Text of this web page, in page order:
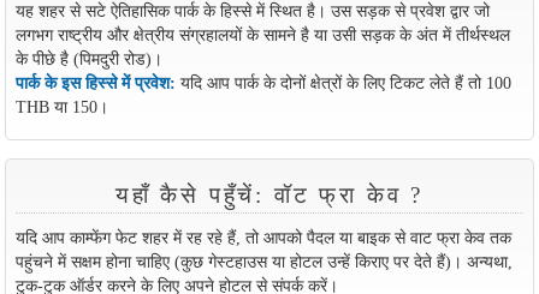
यह शहर से सटे ऐतिहासिक पार्क के हिस्से में स्थित है। उस सड़क से प्रवेश द्वार जो
लगभग राष्ट्रीय और क्षेत्रीय संग्रहालयों के सामने है या उसी सड़क के अंत में तीर्थस्थल
के पीछे है (पिमदुरी रोड)।
पार्क के इस हिस्से में प्रवेश: यदि आप पार्क के दोनों क्षेत्रों के लिए टिकट लेते हैं तो 100
THB या 150।
यहाँ कैसे पहुँचें: वॉट फ्रा केव ?
यदि आप काम्फेंग फेट शहर में रह रहे हैं, तो आपको पैदल या बाइक से वाट फ्रा केव तक
पहुंचने में सक्षम होना चाहिए (कुछ गेस्टहाउस या होटल उन्हें किराए पर देते हैं)। अन्यथा,
टुक-टुक ऑर्डर करने के लिए अपने होटल से संपर्क करें।